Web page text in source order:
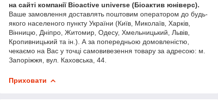
на сайті компанії Bioactive universe (Біоактив юніверс).
Ваше замовлення доставлять поштовим оператором до будь-
якого населеного пункту України (Київ, Миколаїв, Харків,
Вінницю, Дніпро, Житомир, Одесу, Хмельницький, Львів,
Кропивницький та ін.). А за попередньою домовленістю,
чекаємо на Вас у точці самовивезення товару за адресою: м.
Запоріжжя, вул. Каховська, 44.
Приховати